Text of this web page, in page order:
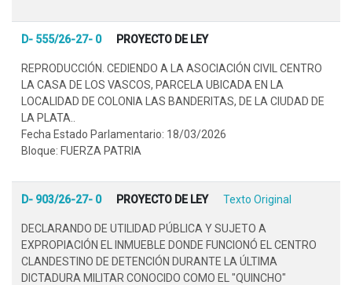
D- 555/26-27- 0 PROYECTO DE LEY
REPRODUCCIÓN. CEDIENDO A LA ASOCIACIÓN CIVIL CENTRO
LA CASA DE LOS VASCOS, PARCELA UBICADA EN LA
LOCALIDAD DE COLONIA LAS BANDERITAS, DE LA CIUDAD DE
LA PLATA..
Fecha Estado Parlamentario: 18/03/2026
Bloque: FUERZA PATRIA
D- 903/26-27- 0 PROYECTO DE LEY Texto Original
DECLARANDO DE UTILIDAD PÚBLICA Y SUJETO A
EXPROPIACIÓN EL INMUEBLE DONDE FUNCIONÓ EL CENTRO
CLANDESTINO DE DETENCIÓN DURANTE LA ÚLTIMA
DICTADURA MILITAR CONOCIDO COMO EL "QUINCHO"